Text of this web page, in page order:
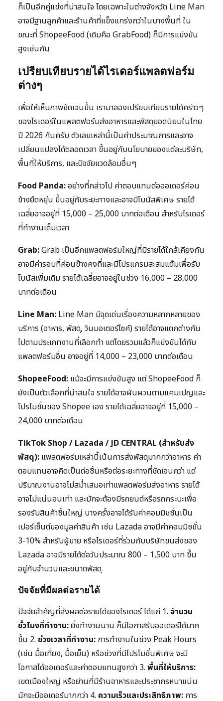
ก็เป็นอีกคู่แข่งที่น่าสนใจ โดยเฉพาะในต่างจังหวัด Line Man
อาจมีฐานลูกค้าและร้านค้าที่แข็งแกร่งกว่าในบางพื้นที่ ใน
ขณะที่ ShopeeFood (เดิมคือ GrabFood) ก็มีการแข่งขัน
สูงเช่นกัน
เปรียบเทียบรายได้ไรเดอร์แพลตฟอร์ม
ต่างๆ
เพื่อให้เห็นภาพชัดเจนขึ้น เรามาลองเปรียบเทียบรายได้คร่าวๆ
ของไรเดอร์ในแพลตฟอร์มส่งอาหารและพัสดุยอดนิยมในไทย
ปี 2026 กันครับ ตัวเลขเหล่านี้เป็นค่าประมาณการและอาจ
เปลี่ยนแปลงได้ตลอดเวลา ขึ้นอยู่กับนโยบายของแต่ละบริษัท,
พื้นที่ให้บริการ, และปัจจัยแวดล้อมอื่นๆ
Food Panda:อย่างที่กล่าวไป ค่าตอบแทนต่อออเดอร์ค่อน
ข้างยืดหยุ่น ขึ้นอยู่กับระยะทางและอาจมีโบนัสพิเศษ รายได้
เฉลี่ยอาจอยู่ที่ 15,000 – 25,000 บาทต่อเดือน สำหรับไรเดอร์
ที่ทำงานเต็มเวลา
Grab:Grab เป็นอีกแพลตฟอร์มใหญ่ที่มีรายได้ใกล้เคียงกัน
อาจมีค่ารอบที่ค่อนข้างคงที่และมีโปรแกรมสะสมแต้มเพื่อรับ
โบนัสเพิ่มเติม รายได้เฉลี่ยอาจอยู่ในช่วง 16,000 – 28,000
บาทต่อเดือน
Line Man: Line Man มีจุดเด่นเรื่องความหลากหลายของ
บริการ (อาหาร, พัสดุ, วินมอเตอร์ไซค์) รายได้อาจแตกต่างกัน
ไปตามประเภทงานที่เลือกทำ แต่โดยรวมแล้วก็แข่งขันได้กับ
แพลตฟอร์มอื่น อาจอยู่ที่ 14,000 – 23,000 บาทต่อเดือน
ShopeeFood: แม้จะมีการแข่งขันสูง แต่ ShopeeFood ก็
ยังเป็นตัวเลือกที่น่าสนใจ รายได้อาจผันผวนตามแคมเปญและ
โปรโมชั่นของ Shopee เอง รายได้เฉลี่ยอาจอยู่ที่ 15,000 –
24,000 บาทต่อเดือน
TikTok Shop / Lazada / JD CENTRAL (สำหรับส่ง
พัสดุ): แพลตฟอร์มเหล่านี้เน้นการส่งพัสดุมากกว่าอาหาร ค่า
ตอบแทนอาจคิดเป็นต่อชิ้นหรือต่อระยะทางที่ชัดเจนกว่า แต่
ปริมาณงานอาจไม่สม่ำเสมอเท่าแพลตฟอร์มส่งอาหาร รายได้
อาจไม่แน่นอนเท่า และมักจะต้องมีรถยนต์หรือรถกระบะเพื่อ
รองรับสินค้าชิ้นใหญ่ บางครั้งอาจได้รับค่าคอมมิชชั่นเป็น
เปอร์เซ็นต์ของมูลค่าสินค้า เช่น Lazada อาจมีค่าคอมมิชชั่น
3-10% สำหรับผู้ขาย หรือไรเดอร์ที่ร่วมกับบริษัทขนส่งของ
Lazada อาจมีรายได้ต่อวันประมาณ 800 – 1,500 บาท ขึ้น
อยู่กับจำนวนและขนาดพัสดุ
ปัจจัยที่มีผลต่อรายได้
ปัจจัยสำคัญที่ส่งผลต่อรายได้ของไรเดอร์ ได้แก่ 1. จำนวน
ชั่วโมงที่ทำงาน:ยิ่งทำงานนาน ก็มีโอกาสรับออเดอร์ได้มาก
ขึ้น 2. ช่วงเวลาที่ทำงาน: การทำงานในช่วง Peak Hours
(เช่น มื้อเที่ยง, มื้อเย็น) หรือช่วงที่มีโปรโมชั่นพิเศษ จะมี
โอกาสได้ออเดอร์และค่าตอบแทนสูงกว่า 3. พื้นที่ให้บริการ:
เขตเมืองใหญ่ หรือย่านที่มีร้านอาหารและประชากรหนาแน่น
มักจะมีออเดอร์มากกว่า 4. ความเร็วและประสิทธิภาพ: การ